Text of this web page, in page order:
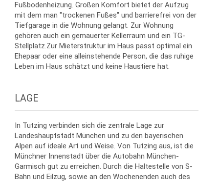
Fußbodenheizung. Großen Komfort bietet der Aufzug
mit dem man "trockenen Fußes" und barrierefrei von der
Tiefgarage in die Wohnung gelangt. Zur Wohnung
gehören auch ein gemauerter Kellerraum und ein TG-
Stellplatz.Zur Mieterstruktur im Haus passt optimal ein
Ehepaar oder eine alleinstehende Person, die das ruhige
Leben im Haus schätzt und keine Haustiere hat.
LAGE
In Tutzing verbinden sich die zentrale Lage zur
Landeshauptstadt München und zu den bayerischen
Alpen auf ideale Art und Weise. Von Tutzing aus, ist die
Münchner Innenstadt über die Autobahn München-
Garmisch gut zu erreichen. Durch die Haltestelle von S-
Bahn und Eilzug, sowie an den Wochenenden auch des